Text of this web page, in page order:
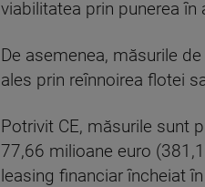
viabilitatea prin punerea
De asemenea, măsurile
ales prin reînnoirea flotei
Potrivit CE, măsurile sunt
77,66 milioane euro
leasing financiar încheiat